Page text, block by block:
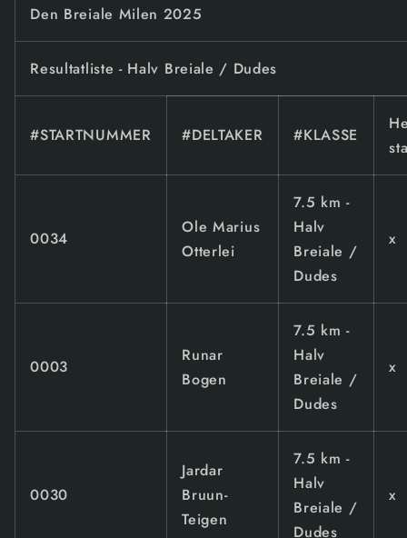
Den Breiale Milen 2025
Resultatliste - Halv Breiale / Dudes
#STARTNUMMER #DELTAKER #KLASSE
0034
Ole Marius
Otterlei
7.5 km -
Halv
Breiale /
Dudes
x
0003
Runar
Bogen
7.5 km -
Halv
Breiale /
Dudes
x
0030
Jardar
Bruun-
Teigen
7.5 km -
Halv
Breiale /
Dudes
x